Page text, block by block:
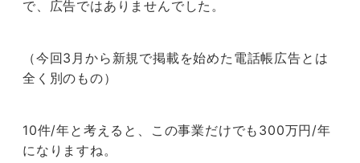
で、広告ではありませんでした。
（今回3月から新規で掲載を始めた電話帳広告とは
全く別のもの）
10件/年と考えると、この事業だけでも300万円/年
になりますね。